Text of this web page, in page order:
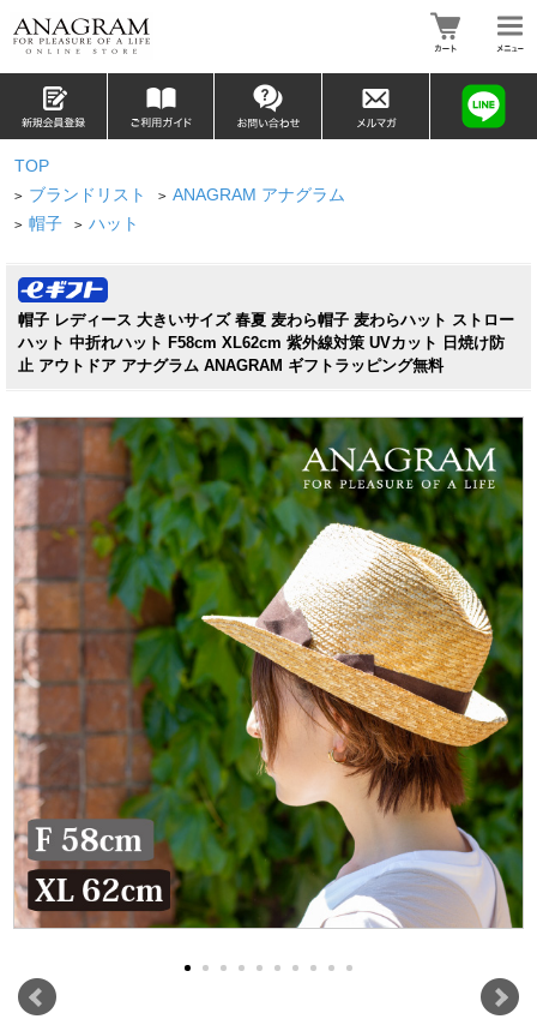
TOP
> ブランドリスト > ANAGRAM アナグラム
> 帽子 > ハット
帽子 レディース 大きいサイズ 春夏 麦わら帽子 麦わらハット ストロー
ハット 中折れハット F58cm XL62cm 紫外線対策 UVカット 日焼け防
止 アウトドア アナグラム ANAGRAM ギフトラッピング無料